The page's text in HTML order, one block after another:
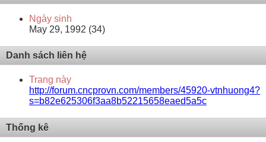
Ngày sinh
May 29, 1992 (34)
Danh sách liên hệ
Trang này
http://forum.cncprovn.com/members/45920-vtnhuong4?
s=b82e625306f3aa8b52215658eaed5a5c
Thống kê